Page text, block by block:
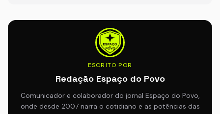
ESCRITO POR
Redação Espaço do Povo
Comunicador e colaborador do jornal Espaço do Povo,
onde desde 2007 narra o cotidiano e as potências das